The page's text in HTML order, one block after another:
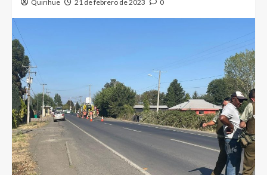
Quirihue 21 de febrero de 2023 0